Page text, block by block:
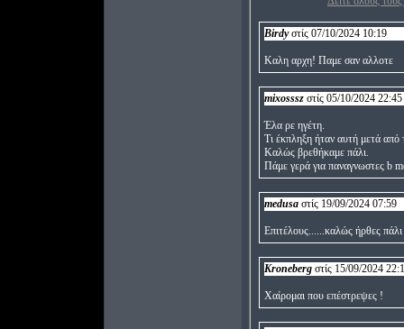
Birdyστίς 07/10/2024 10:19
Καλη αρχη! Παμε σαν αλλοτε
mixosssz στίς 05/10/2024 22:45
Έλα ρε ηγέτη.
Τι έκπληξη ήταν αυτή μετά από
Καλώς βρεθήκαμε πάλι.
Πάμε γερά για παναγνωστες b
medusa στίς 19/09/2024 07:59
Επιτέλους......καλώς ήρθες
Kroneberg στίς 15/09/2024
Χαίρομαι που επέστρεψες !